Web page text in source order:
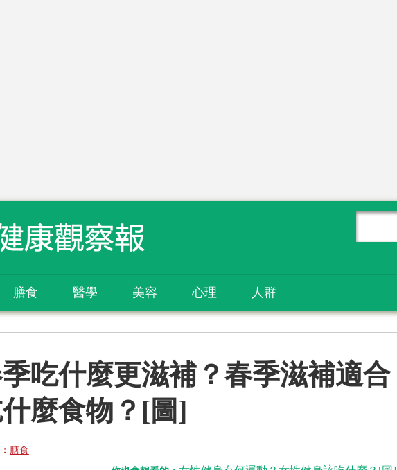
膳食 醫學 美容 心理 人群
吃什麼更滋補？春季滋補適合
麼食物？[圖]
膳食